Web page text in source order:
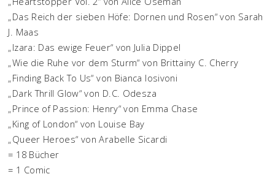
„Das Reich der sieben Höfe: Dornen und Rosen“ von Sarah
J. Maas
„Izara: Das ewige Feuer“ von Julia Dippel
„Wie die Ruhe vor dem Sturm“ von Brittainy C. Cherry
„Finding Back To Us“ von Bianca Iosivoni
„Dark Thrill Glow“ von D.C. Odesza
„Prince of Passion: Henry“ von Emma Chase
„King of London“ von Louise Bay
„Queer Heroes“ von Arabelle Sicardi
= 18 Bücher
= 1 Comic